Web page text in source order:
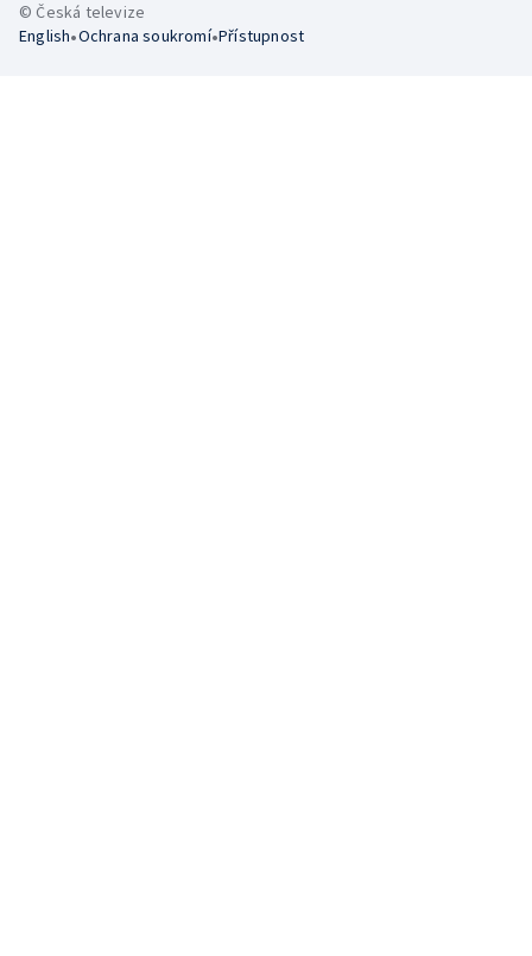
© Česká televize
English•Ochrana soukromí•Přístupnost